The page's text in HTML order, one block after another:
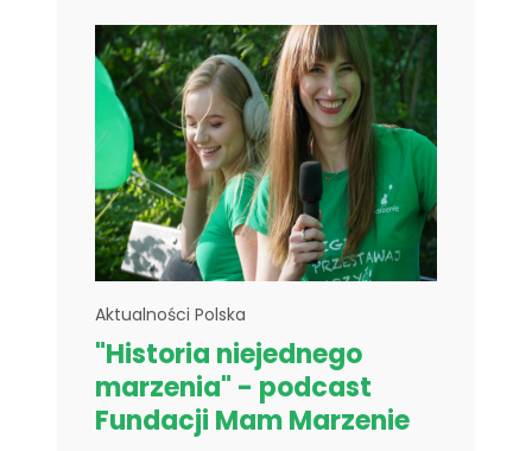
Aktualności Polska
"Historia niejednego
marzenia" - podcast
Fundacji Mam Marzenie